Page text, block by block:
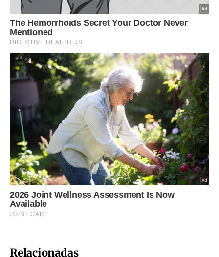
Relacionadas